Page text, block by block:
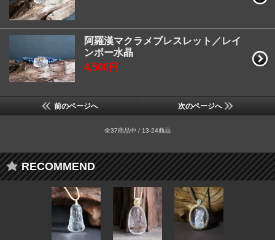
阿羅漢マクラメブレスレット／レイ
ンボー水晶
4,500円
前のページへ 次のページへ
全37商品中 / 13-24商品
RECOMMEND